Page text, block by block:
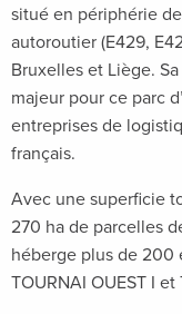
situé en périphérie
autoroutier (E429,
Bruxelles et Liège.
majeur pour ce parc
entreprises de
français.
Avec une superficie
270 ha de parcelles
héberge plus de 200
TOURNAI OUEST I et